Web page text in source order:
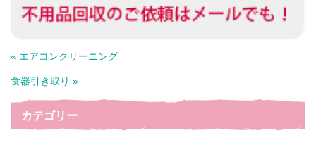
« エアコンクリーニング
食器引き取り »
カテゴリー